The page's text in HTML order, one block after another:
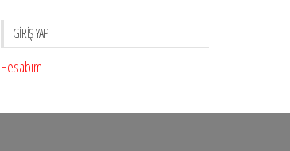
GIRIŞ YAP
Hesabım